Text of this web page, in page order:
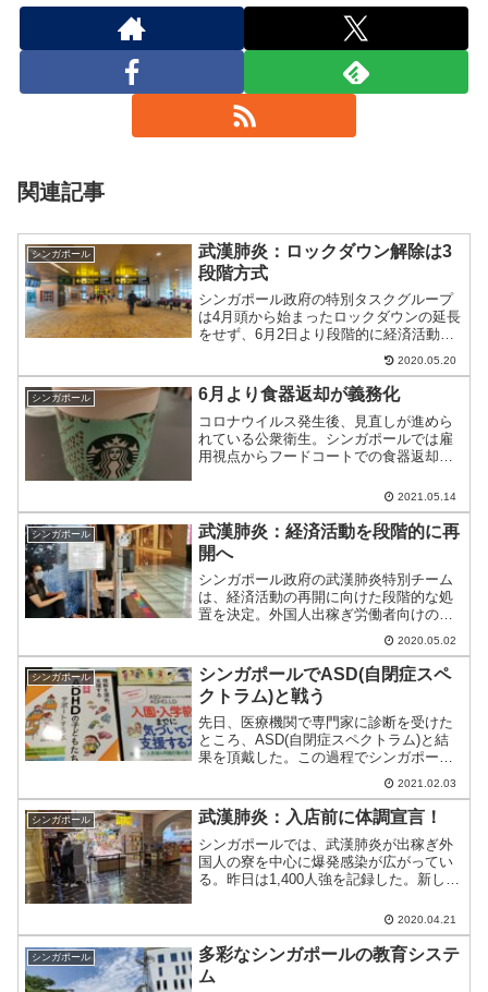
関連記事
シンガポール
武漢肺炎：ロックダウン解除は3
段階方式
シンガポール政府の特別タスクグループ
は4月頭から始まったロックダウンの延長
をせず、6月2日より段階的に経済活動解
2020.05.20
シンガポール 6月より食器返却が義務化
コロナウイルス発生後、見直しが進めら
れている公衆衛生。シンガポールでは雇
用視点からフードコートでの食器返却が
2021.05.14
シンガポール
武漢肺炎：経済活動を段階的に再
開へ
シンガポール政府の武漢肺炎特別チーム
は、経済活動の再開に向けた段階的な処
置を決定。外国人出稼ぎ労働者向けの寄
宿舎(dormitory)ではまだ発生しているも
のの、ローカルでの感染減少を受けたも
の。
2020.05.02
シンガポール
シンガポールでASD(自閉症スペ
クトラム)と戦う
先日、医療機関で専門家に診断を受けた
ところ、ASD(自閉症スペクトラム)と結
果を頂戴した。この過程でシンガポール
でできること、難しいことを調べたので
2021.02.03
シンガポール 武漢肺炎：入店前に体調宣言！
シンガポールでは、武漢肺炎が出稼ぎ外
国人の寮を中心に爆発感染が広がってい
る。昨日は1,400人強を記録した。新しい
に体調宣言が必要なところが出てきた。
2020.04.21
シンガポール
多彩なシンガポールの教育システ
ム